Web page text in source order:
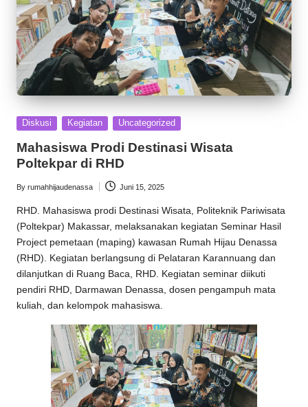
Posted
Diskusi Kegiatan Uncategorized
Mahasiswa Prodi Destinasi Wisata
Poltekpar di RHD
Posted
by
By rumahhijaudenassa Juni 15, 2025
RHD . Mahasiswa prodi Destinasi Wisata, Politeknik Pariwisata
(Poltekpar) Makassar, melaksanakan kegiatan Seminar Hasil
Project pemetaan (maping) kawasan Rumah Hijau Denassa
(RHD). Kegiatan berlangsung di Pelataran Karannuang dan
dilanjutkan di Ruang Baca, RHD. Kegiatan seminar diikuti
pendiri RHD, Darmawan Denassa , dosen pengampuh mata
kuliah, dan kelompok mahasiswa.